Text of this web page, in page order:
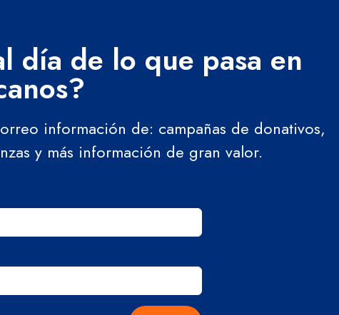
día de lo que pasa en
información de: campañas de donativos,
y más información de gran valor.